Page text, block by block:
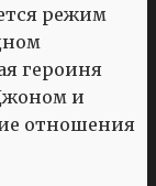
режим
героиня
и
отношения